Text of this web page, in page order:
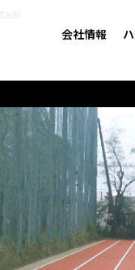
会社
会社情報